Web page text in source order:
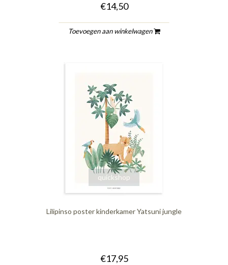
€14,50
Toevoegen aan winkelwagen
quickshop
Lilipinso poster kinderkamer Yatsuni jungle
€17,95